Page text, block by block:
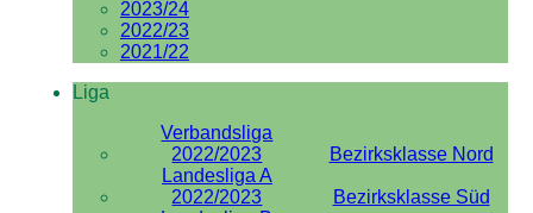
2023/24
2022/23
2021/22
Liga
Verbandsliga
2022/2023
Bezirksklasse Nord
Landesliga A
2022/2023
Bezirksklasse Süd